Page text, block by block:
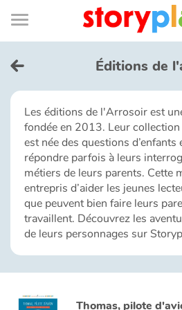
Connexion
Bibliothèque
de
page
Menu
Je me connecte
Tester gratuitement
Bibliothèque
Prix
Accueil
Éditions de
Les éditions de l'Arrosoir est
fondée en 2013. Leur
est née des questions
répondre parfois à leurs
métiers de leurs parents. Cette
entrepris d’aider les jeunes
que peuvent bien faire leurs
travaillent. Découvrez les
de leurs personnages sur
Thomas, pilote